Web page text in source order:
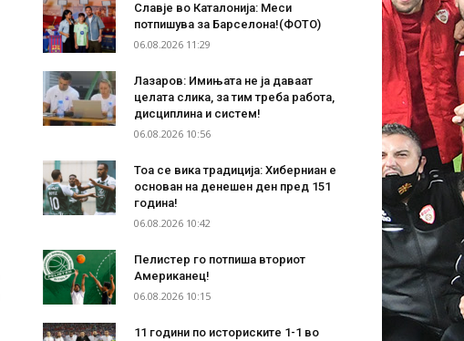
Славје во Каталонија: Меси
потпишува за Барселона!(ФОТО)
06.08.2026 11:29
Лазаров: Имињата не ја даваат
целата слика, за тим треба работа,
дисциплина и систем!
06.08.2026 10:56
Тоа се вика традиција: Хиберниан е
основан на денешен ден пред 151
година!
06.08.2026 10:42
Пелистер го потпиша вториот
Американец!
06.08.2026 10:15
11 години по историските 1-1 во